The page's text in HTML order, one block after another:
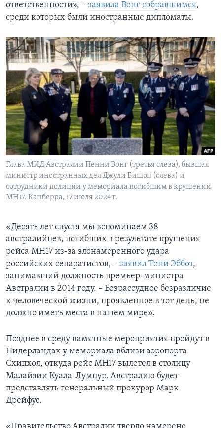
ответственности», – заявила Вонг собравшимся,
среди которых были иностранные дипломаты.
Глава МИД Австралии Пенни Вонг (третья слева), бывшая
министр иностранных дел Джули Бишоп (слева) и
сотрудники полиции у мемориала погибшим в крушении
MH17. Канберра, 17 июля 2024 г.
«Десять лет спустя мы вспоминаем 38
австралийцев, погибших в результате крушения
рейса МН17 из-за злонамеренного удара
российских сепаратистов, – заявил Тони Эббот,
занимавший должность премьер-министра
Австралии в 2014 году. – Безрассудное безразличие
к человеческой жизни, проявленное в тот день, не
должно иметь места в нашем мире».
Позднее в среду памятные мероприятия пройдут в
Нидерландах у мемориала вблизи аэропорта
Схипхол, откуда рейс МН17 вылетел в столицу
Малайзии Куала-Лумпур. Австралию будет
представлять генеральный прокурор Марк
Дрейфус.